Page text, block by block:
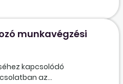
munkavégzési
kapcsolódó
az...